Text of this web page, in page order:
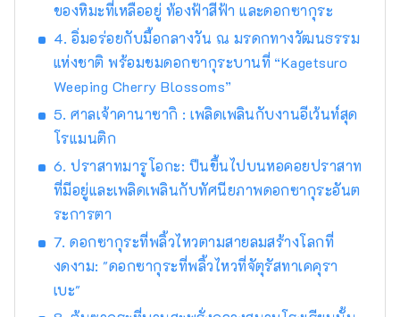
ใหม่ที่เน้นการท่องเที่ยว โดยมีจุดมุ่งหมายในการ
ฟื้นฟูเมืองคัตสึยามะ
ของหิมะที่เหลืออยู่ ท้องฟ้าสีฟ้า และดอกซากุระ
4. อิ่มอร่อยกับมื้อกลางวัน ณ มรดกทางวัฒนธรรม
แห่งชาติ พร้อมชมดอกซากุระบานที่ “Kagetsuro
Weeping Cherry Blossoms”
5. ศาลเจ้าคานาซากิ : เพลิดเพลินกับงานอีเว้นท์สุด
โรแมนติก
6. ปราสาทมารูโอกะ: ปีนขึ้นไปบนหอคอยปราสาท
ที่มีอยู่และเพลิดเพลินกับทัศนียภาพดอกซากุระอันต
ระการตา
7. ดอกซากุระที่พลิ้วไหวตามสายลมสร้างโลกที่
งดงาม: "ดอกซากุระที่พลิ้วไหวที่จัตุรัสทาเคคุรา
เบะ"